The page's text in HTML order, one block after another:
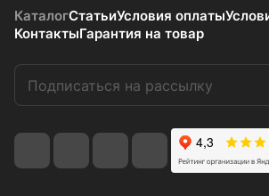
КаталогСтатьиУсловия оплаты
КонтактыГарантия на товар